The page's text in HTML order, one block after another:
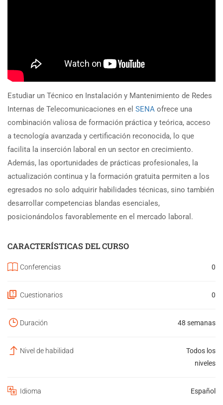
Estudiar un Técnico en Instalación y Mantenimiento de Redes
Internas de Telecomunicaciones en el SENA ofrece una
combinación valiosa de formación práctica y teórica, acceso
a tecnología avanzada y certificación reconocida, lo que
facilita la inserción laboral en un sector en crecimiento.
Además, las oportunidades de prácticas profesionales, la
actualización continua y la formación gratuita permiten a los
egresados no solo adquirir habilidades técnicas, sino también
desarrollar competencias blandas esenciales,
posicionándolos favorablemente en el mercado laboral.
CARACTERÍSTICAS DEL CURSO
Conferencias 0
Cuestionarios 0
Duración 48 semanas
Nivel de habilidad
Todos los
niveles
Idioma Español